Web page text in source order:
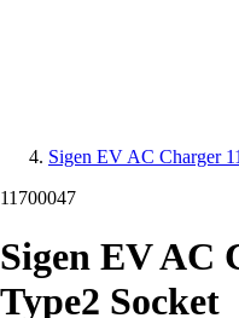
Sigen EV AC Charger
11700047
Sigen EV AC
Type2 Socket